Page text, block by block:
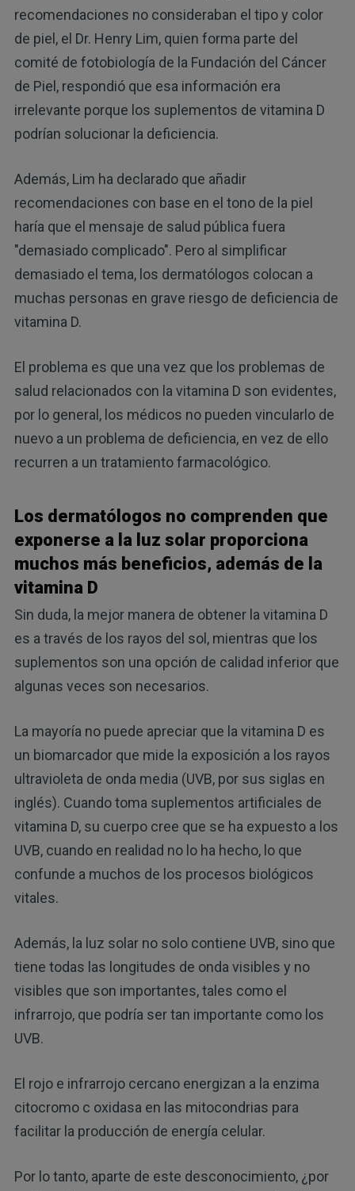
recomendaciones no consideraban el tipo y color
de piel, el Dr. Henry Lim, quien forma parte del
comité de fotobiología de la Fundación del Cáncer
de Piel, respondió que esa información era
irrelevante porque los suplementos de vitamina D
podrían solucionar la deficiencia.
Además, Lim ha declarado que añadir
recomendaciones con base en el tono de la piel
haría que el mensaje de salud pública fuera
"demasiado complicado". Pero al simplificar
demasiado el tema, los dermatólogos colocan a
muchas personas en grave riesgo de deficiencia de
vitamina D.
El problema es que una vez que los problemas de
salud relacionados con la vitamina D son evidentes,
por lo general, los médicos no pueden vincularlo de
nuevo a un problema de deficiencia, en vez de ello
recurren a un tratamiento farmacológico.
Los dermatólogos no comprenden que
exponerse a la luz solar proporciona
muchos más beneficios, además de la
vitamina D
Sin duda, la mejor manera de obtener la vitamina D
es a través de los rayos del sol, mientras que los
suplementos son una opción de calidad inferior que
algunas veces son necesarios.
La mayoría no puede apreciar que la vitamina D es
un biomarcador que mide la exposición a los rayos
ultravioleta de onda media (UVB, por sus siglas en
inglés). Cuando toma suplementos artificiales de
vitamina D, su cuerpo cree que se ha expuesto a los
UVB, cuando en realidad no lo ha hecho, lo que
confunde a muchos de los procesos biológicos
vitales.
Además, la luz solar no solo contiene UVB, sino que
tiene todas las longitudes de onda visibles y no
visibles que son importantes, tales como el
infrarrojo, que podría ser tan importante como los
UVB.
El rojo e infrarrojo cercano energizan a la enzima
citocromo c oxidasa en las mitocondrias para
facilitar la producción de energía celular.
Por lo tanto, aparte de este desconocimiento, ¿por